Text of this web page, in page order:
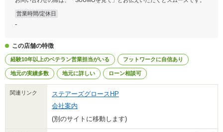
営業時間/定休日
-
この店舗の特徴
経験10年以上のベテラン営業担当がいる フットワークに自信あり
地元の実績多数 地元に詳しい ローン相談可
関連リンク
ステアーズグロースHP
会社案内
(別のサイトに移動します)